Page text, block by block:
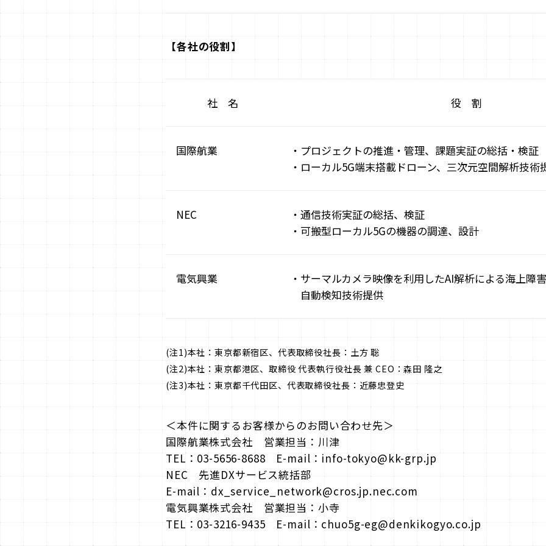
【各社の役割】
社 名 役 割
国際航業
・プロジェクトの推進・管理、課題実証の総括・検証
・ローカル5G端末搭載ドローン、三次元空間解析技術
NEC
・通信技術実証の総括、検証
・可搬型ローカル5Gの機器の調達、設計
電気興業
・サーマルカメラ映像を利用したAI解析による海上障
自動検知技術提供
(注1)本社：東京都新宿区、代表取締役社長：土方 聡
(注2)本社：東京都港区、取締役 代表執行役社長 兼 CEO：森田 隆之
(注3)本社：東京都千代田区、代表取締役社長：近藤忠登史
＜本件に関するお客様からのお問い合わせ先＞
国際航業株式会社 営業担当：川津
TEL：03-5656-8688 E-mail：info-tokyo@kk-grp.jp
NEC 先進DXサービス統括部
E-mail：dx_service_network@cros.jp.nec.com
電気興業株式会社 営業担当：小寺
TEL：03-3216-9435 E-mail：chuo5g-eg@denkikogyo.co.jp